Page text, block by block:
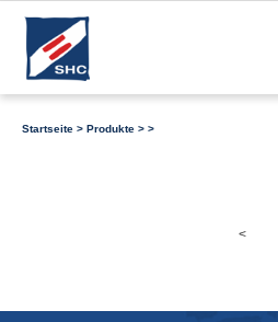
Startseite > Produkte > >
<